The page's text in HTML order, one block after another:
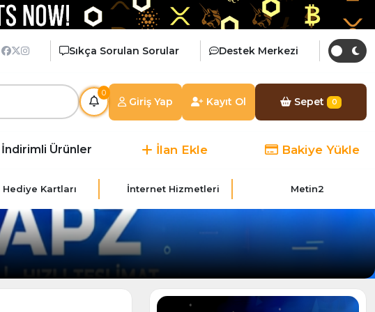
Sıkça Sorulan Sorular Destek Merkezi
0
Giriş Yap Kayıt Ol Sepet 0
İndirimli Ürünler İlan Ekle Bakiye Yükle
Hediye Kartları İnternet Hizmetleri Metin2